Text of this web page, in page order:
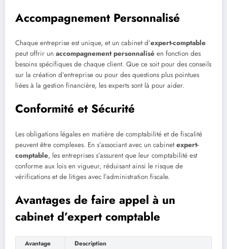
Accompagnement Personnalisé
Chaque entreprise est unique, et un cabinet d’expert-comptable
peut offrir un accompagnement personnalisé en fonction des
besoins spécifiques de chaque client. Que ce soit pour des conseils
sur la création d’entreprise ou pour des questions plus pointues
liées à la gestion financière, les experts sont là pour aider.
Conformité et Sécurité
Les obligations légales en matière de comptabilité et de fiscalité
peuvent être complexes. En s’associant avec un cabinetexpert-
comptable, les entreprises s’assurent que leur comptabilité est
conforme aux lois en vigueur, réduisant ainsi le risque de
vérifications et de litiges avec l’administration fiscale.
Avantages de faire appel à un
cabinet d’expert comptable
Avantage Description